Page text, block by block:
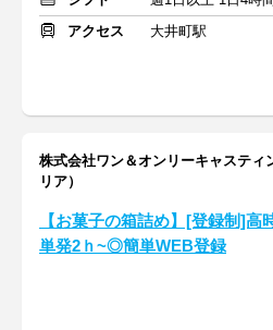
アクセス
大井町駅
株式会社ワン＆オンリーキャスティ
リア）
【お菓子の箱詰め】[登録制]
単発2ｈ~◎簡単WEB登録